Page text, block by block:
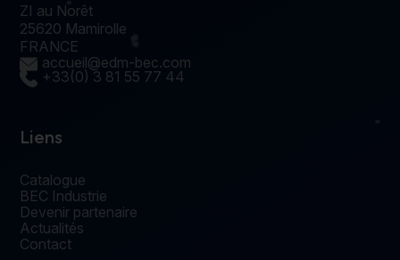
ZI au Norêt
25620 Mamirolle
FRANCE
accueil@edm-bec.com
+33(0) 3 81 55 77 44
Liens
Catalogue
BEC Industrie
Devenir partenaire
Actualités
Contact